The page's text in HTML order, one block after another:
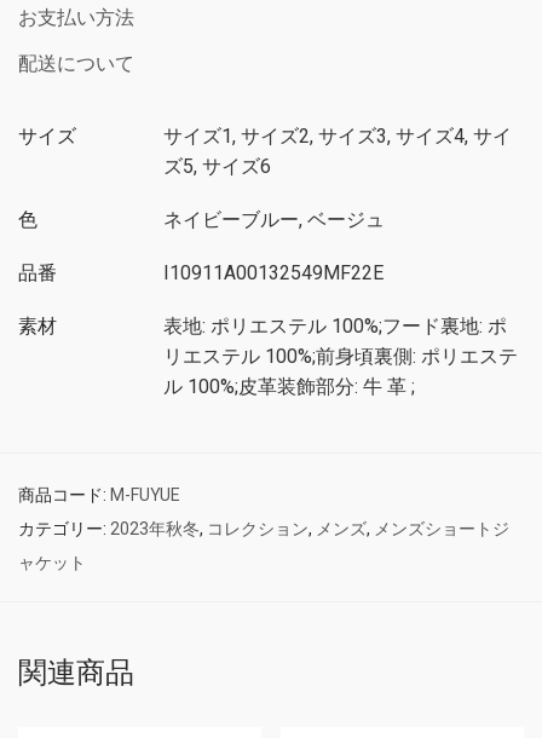
お支払い方法
配送について
サイズ
サイズ1, サイズ2, サイズ3, サイズ4, サイ
ズ5, サイズ6
色 ネイビーブルー, ベージュ
品番 I10911A00132549MF22E
素材
表地: ポリエステル 100%;フード裏地: ポ
リエステル 100%;前身頃裏側: ポリエステ
ル 100%;皮革装飾部分: 牛 革 ;
商品コード: M-FUYUE
カテゴリー: 2023年秋冬, コレクション, メンズ, メンズショートジ
ャケット
関連商品